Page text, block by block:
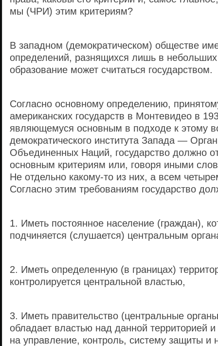
мы (ЧРИ) этим критериям?
В западном (демократическом) обществе
определений, разнящихся лишь в небольших
образование может считаться государством.
Согласно основному определению,
американских государств в Монтевидео в
являющемуся основным в подходе к этому
демократического института Запада —
Объединенных Наций, государство должно
основным критериям или, говоря иными
Не отдельно какому-то из них, а всем
Согласно этим требованиям государство
1. Иметь постоянное население (граждан),
подчиняется (слушается) центральным
2. Иметь определенную (в границах)
контролируется центральной властью,
3. Иметь правительство (центральные
обладает властью над данной территорией
на управление, контроль, систему защиты и